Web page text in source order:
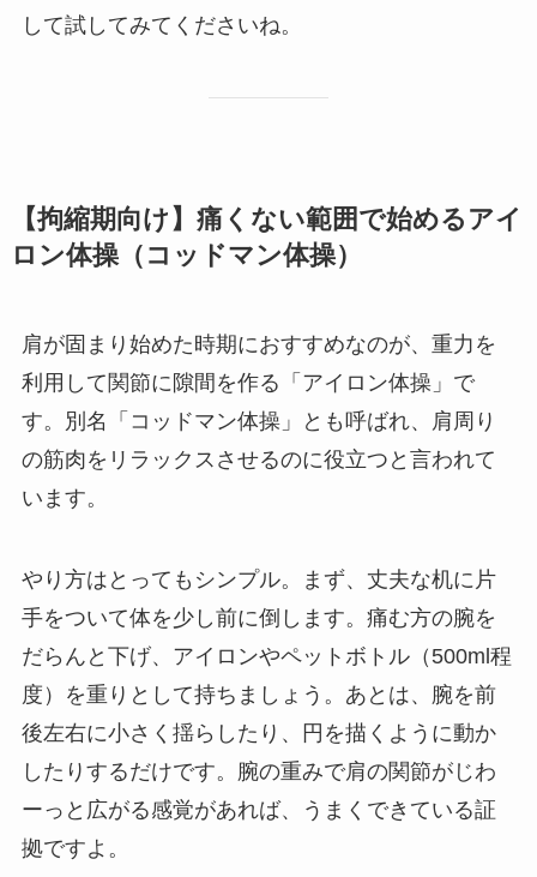
して試してみてくださいね。
【拘縮期向け】痛くない範囲で始めるアイ
ロン体操（コッドマン体操）
肩が固まり始めた時期におすすめなのが、重力を
利用して関節に隙間を作る「アイロン体操」で
す。別名「コッドマン体操」とも呼ばれ、肩周り
の筋肉をリラックスさせるのに役立つと言われて
います。
やり方はとってもシンプル。まず、丈夫な机に片
手をついて体を少し前に倒します。痛む方の腕を
だらんと下げ、アイロンやペットボトル（500ml程
度）を重りとして持ちましょう。あとは、腕を前
後左右に小さく揺らしたり、円を描くように動か
したりするだけです。腕の重みで肩の関節がじわ
ーっと広がる感覚があれば、うまくできている証
拠ですよ。